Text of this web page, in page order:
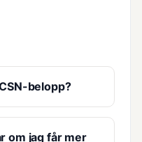
belopp?
om jag får mer